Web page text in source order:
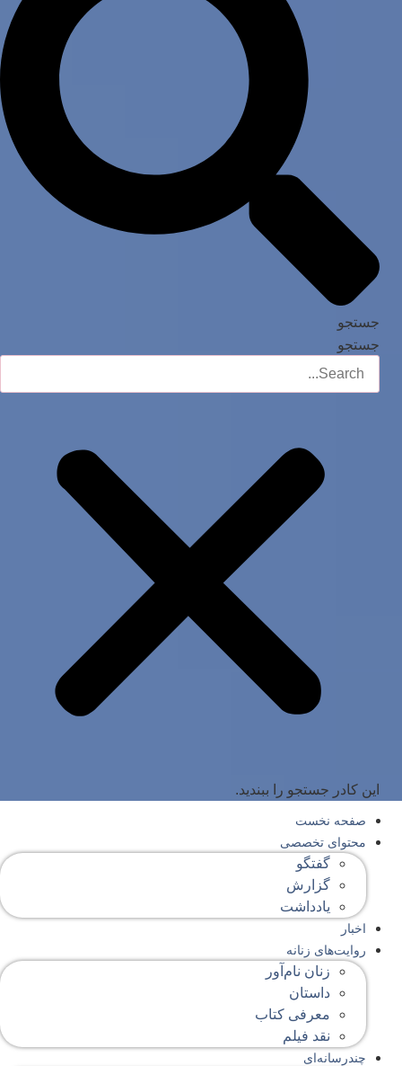
جستجو
جستجو
این کادر جستجو را ببندید.
صفحه‌ نخست
محتوای‌ تخصصی
گفتگو
گزارش
یادداشت
اخبار
روایت‌های زنانه
زنان نام‌آور
داستان
معرفی کتاب
نقد فیلم
چندرسانه‌ای